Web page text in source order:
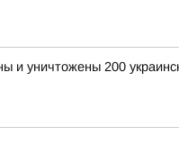
уничтожены 200